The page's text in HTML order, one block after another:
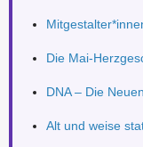
Die Mai-
DNA – Die
Alt und weise